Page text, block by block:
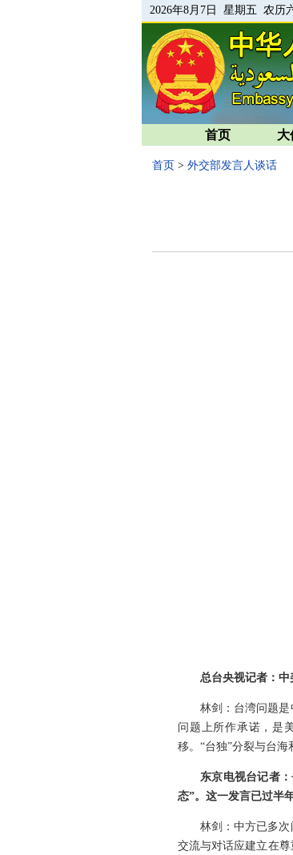
2026年8月7日 星期五 农历
首页 大
首页 > 外交部发言人谈话
总台央视记者：
林剑：台湾问题
问题上所作承诺，是
移。“台独”分裂与台海
东京电视台记者
态”。这一发言已过半
林剑：中方已多
交流与对话应建立在